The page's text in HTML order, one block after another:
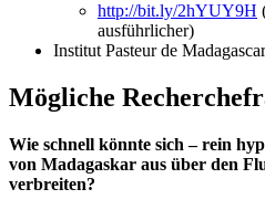
http://bit.ly/2hYUY9H
ausführlicher)
Institut Pasteur de
Mögliche
Wie schnell könnte sich – rein
von Madagaskar aus über den
verbreiten?